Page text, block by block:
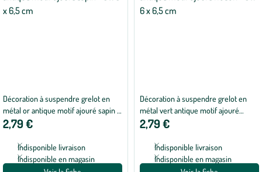
Décoration à suspendre grelot en
métal or antique motif ajouré sapin -
6 x 6 x 6,5 cm
2,79 €
Indisponible livraison
Indisponible en magasin
Décoration à suspendre grelot en
métal vert antique motif ajouré
flocon - 6 x 6 x 6,5 cm
2,79 €
Indisponible livraison
Indisponible en magasin